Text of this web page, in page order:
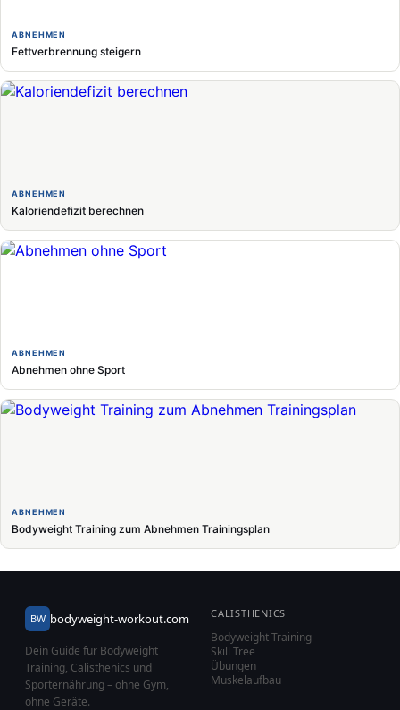
ABNEHMEN
Fettverbrennung steigern
ABNEHMEN
Kaloriendefizit berechnen
ABNEHMEN
Abnehmen ohne Sport
ABNEHMEN
Bodyweight Training zum Abnehmen Trainingsplan
BW bodyweight-workout.com
Dein Guide für Bodyweight
Training, Calisthenics und
Sporternährung – ohne Gym,
ohne Geräte.
CALISTHENICS
Bodyweight Training
Skill Tree
Übungen
Muskelaufbau